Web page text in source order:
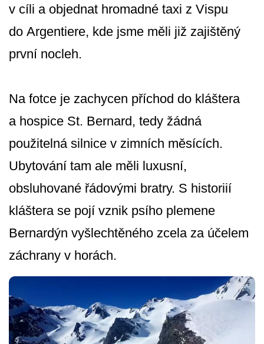
v cíli a objednat hromadné taxi z Vispu
do Argentiere, kde jsme měli již zajištěný
první nocleh.
Na fotce je zachycen příchod do kláštera
a hospice St. Bernard, tedy žádná
použitelná silnice v zimních měsících.
Ubytování tam ale měli luxusní,
obsluhované řádovými bratry. S historiií
kláštera se pojí vznik psího plemene
Bernardýn vyšlechtěného zcela za účelem
záchrany v horách.